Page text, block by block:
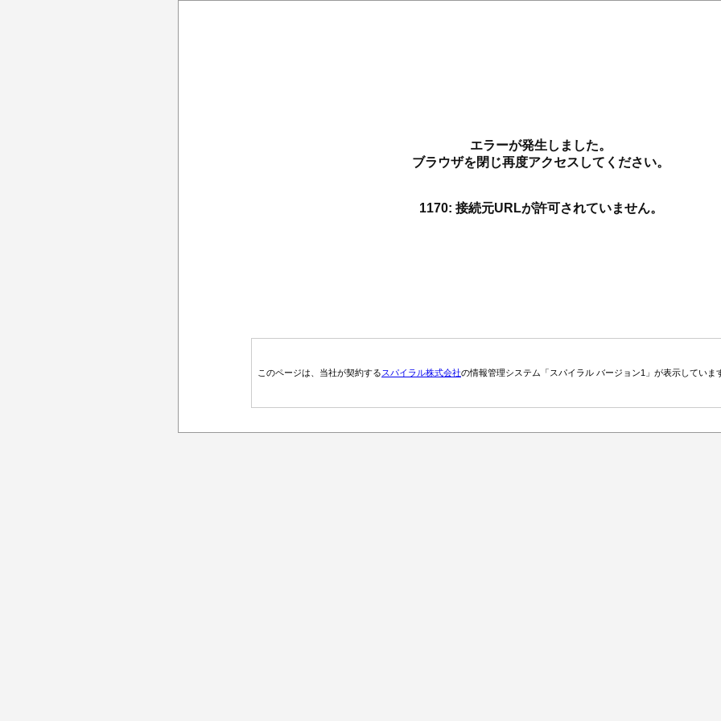
エラーが発生しました。
ブラウザを閉じ再度アクセスしてください。
1170: 接続元URLが許可されていません。
このページは、当社が契約するスパイラル株式会社の情報管理システム「スパイラル バージョン1」が表示していま